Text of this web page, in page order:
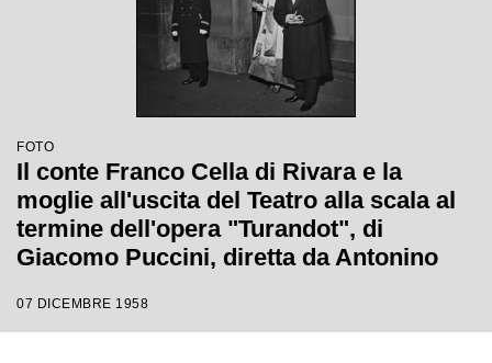
FOTO
Il conte Franco Cella di Rivara e la
moglie all'uscita del Teatro alla scala al
termine dell'opera "Turandot", di
Giacomo Puccini, diretta da Antonino
Wallmann, che inaugura la stagione
07 DICEMBRE 1958